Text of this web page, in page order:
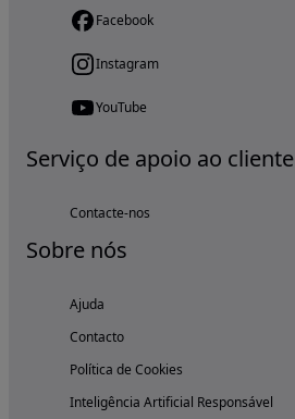
Facebook
Instagram
YouTube
Serviço de apoio ao cliente
Contacte-nos
Sobre nós
Ajuda
Contacto
Política de Cookies
Inteligência Artificial Responsável